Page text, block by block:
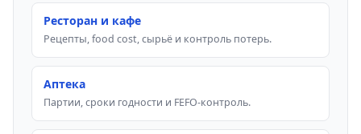
Ресторан и кафе
Рецепты, food cost, сырьё и контроль потерь.
Аптека
Партии, сроки годности и FEFO-контроль.